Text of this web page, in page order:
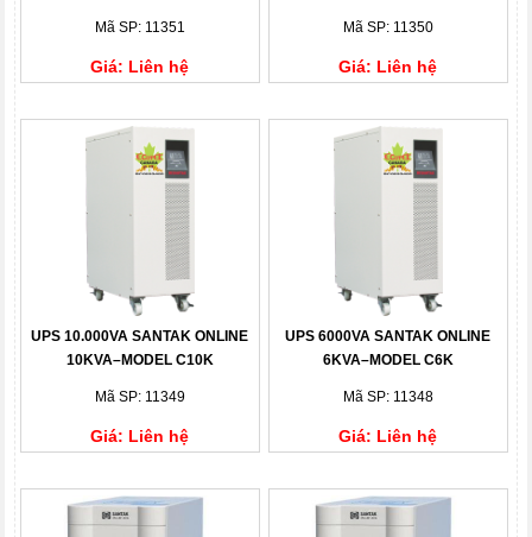
Mã SP: 11351
Giá: Liên hệ
Mã SP: 11350
Giá: Liên hệ
UPS 10.000VA SANTAK ONLINE
10KVA–MODEL C10K
Mã SP: 11349
Giá: Liên hệ
UPS 6000VA SANTAK ONLINE
6KVA–MODEL C6K
Mã SP: 11348
Giá: Liên hệ